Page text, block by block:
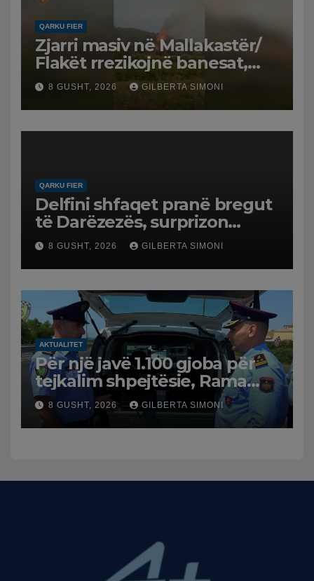
QARKU FIER
Zjarri masiv në Mallakastër/
Flakët rrezikojnë banesat,
Policia evakuon disa familje
në Koilac
8 GUSHT, 2026 GILBERTA SIMONI
QARKU FIER
Delfini shfaqet pranë bregut
të Darëzezës, surprizon
pushuesit dhe banorët
8 GUSHT, 2026 GILBERTA SIMONI
AKTUALITET
Për një javë 1.100 gjoba për
tejkalim shpejtësie, Rama
publikon videon: Kamerat e
trafikut së shpejti në
funksion
8 GUSHT, 2026 GILBERTA SIMONI